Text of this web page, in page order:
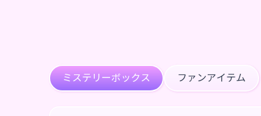
ミステリーボックス ファンアイテム